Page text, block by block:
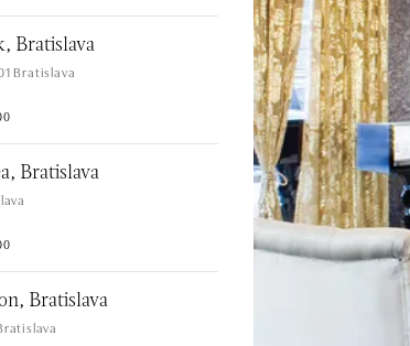
Bratislava
Bratislava
Bratislava
Bratislava